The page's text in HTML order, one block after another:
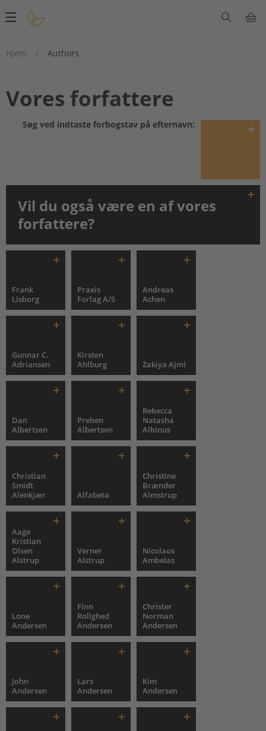
Main
Hjem
/ Authors
Vores forfattere
Søg ved indtaste forbogstav på efternavn:
Vil du også være en af vores
forfattere?
Frank
Lisborg
Praxis
Forlag A/S
Andreas
Achen
Gunnar C.
Adriansen
Kirsten
Ahlburg
Zakiya Ajmi
Dan
Albertsen
Preben
Albertsen
Rebecca
Natasha
Albinus
Christian
Smidt
Alenkjær
Alfabeta
Christine
Brænder
Almstrup
Aage
Kristian
Olsen
Alstrup
Verner
Alstrup
Nicolaos
Ambelas
Lone
Andersen
Finn
Rolighed
Andersen
Christer
Norman
Andersen
John
Andersen
Lars
Andersen
Kim
Andersen